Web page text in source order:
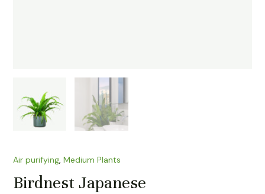
Air purifying, Medium Plants
Birdnest Japanese